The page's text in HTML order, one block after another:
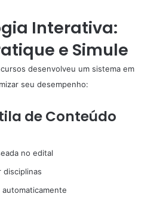
Interativa:
e Simule
desenvolveu um sistema em
seu desempenho:
de Conteúdo
no edital
disciplinas